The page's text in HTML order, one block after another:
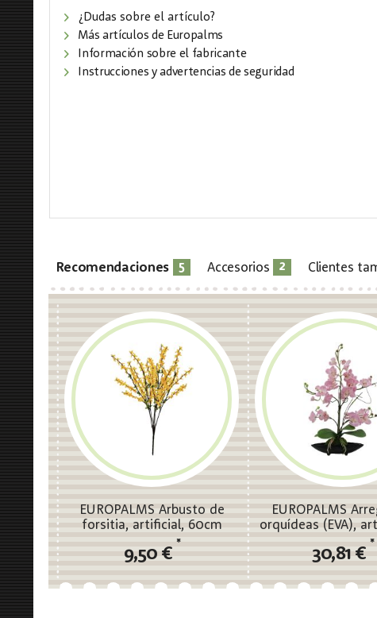
¿Dudas sobre el artículo?
Más artículos de Europalms
Información sobre el fabricante
Instrucciones y advertencias de seguridad
Recomendaciones 5 Accesorios 2 Clientes
EUROPALMS Arbusto de
forsitia, artificial, 60cm
9,50 €
*
EUROPALMS
orquídeas (EVA),
30,81 €
*